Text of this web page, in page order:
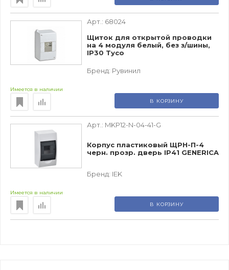
Арт.: 68024
Щиток для открытой проводки
на 4 модуля белый, без з/шины,
IP30 Тусо
Бренд: Рувинил
Имеется в наличии
В КОРЗИНУ
Арт.: MKP12-N-04-41-G
Корпус пластиковый ЩРН-П-4
черн. прозр. дверь IP41 GENERICA
Бренд: IEK
Имеется в наличии
В КОРЗИНУ